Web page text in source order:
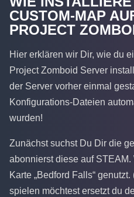
CUSTOM-MAP
PROJECT
Hier erklären wir Dir, wie du
Project Zomboid Server
der Server vorher einmal
Konfigurations-Dateien
wurden!
Zunächst suchst Du Dir die
abonnierst diese auf
Karte „Bedford Falls“
spielen möchtest ersetzt du